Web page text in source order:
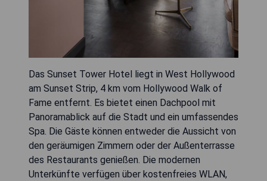
Das Sunset Tower Hotel liegt in West Hollywood
am Sunset Strip, 4 km vom Hollywood Walk of
Fame entfernt. Es bietet einen Dachpool mit
Panoramablick auf die Stadt und ein umfassendes
Spa. Die Gäste können entweder die Aussicht von
den geräumigen Zimmern oder der Außenterrasse
des Restaurants genießen. Die modernen
Unterkünfte verfügen über kostenfreies WLAN,